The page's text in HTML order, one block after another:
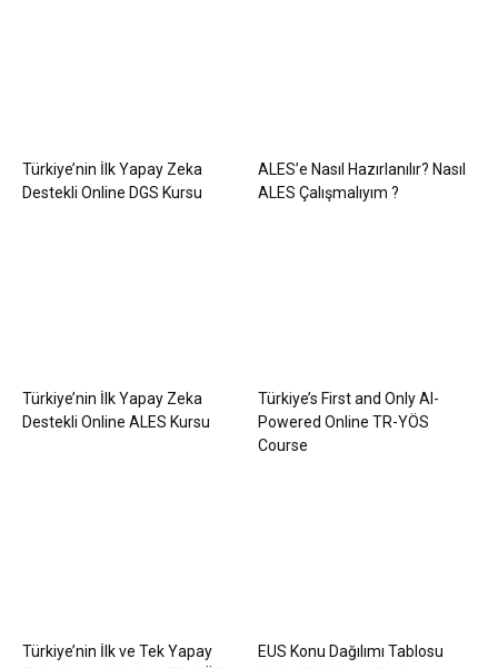
Türkiye’nin İlk Yapay Zeka
Destekli Online DGS Kursu
ALES’e Nasıl Hazırlanılır? Nasıl
ALES Çalışmalıyım ?
Türkiye’nin İlk Yapay Zeka
Destekli Online ALES Kursu
Türkiye’s First and Only AI-
Powered Online TR-YÖS
Course
Türkiye’nin İlk ve Tek Yapay
EUS Konu Dağılımı Tablosu